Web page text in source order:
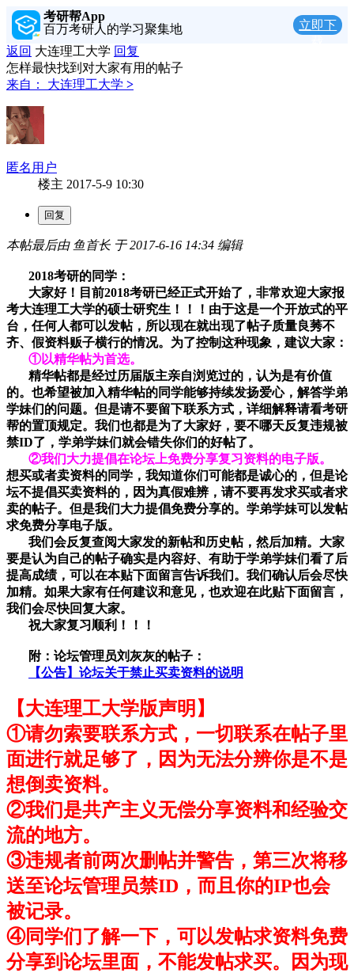
考研帮App
百万考研人的学习聚集地
立即下
返回 大连理工大学 回复
怎样最快找到对大家有用的帖子
来自：
大连理工大学 >
匿名用户
楼主 2017-5-9 10:30
本帖最后由 鱼首长 于 2017-6-16 14:34 编辑
2018考研的同学：
大家好！目前2018考研已经正式开始了，非常欢迎大家报
考大连理工大学的硕士研究生！！！由于这是一个开放式的平
台，任何人都可以发帖，所以现在就出现了帖子质量良莠不
齐、假资料贩子横行的情况。为了控制这种现象，建议大家：
①以精华帖为首选。
精华帖都是经过历届版主亲自浏览过的，认为是有价值
的。也希望被加入精华帖的同学能够持续发扬爱心，解答学弟
学妹们的问题。但是请不要留下联系方式，详细解释请看考研
帮的置顶规定。我们也都是为了大家好，要不哪天反复违规被
禁ID了，学弟学妹们就会错失你们的好帖了。
②我们大力提倡在论坛上免费分享复习资料的电子版。
想买或者卖资料的同学，我知道你们可能都是诚心的，但是论
坛不提倡买卖资料的，因为真假难辨，请不要再发求买或者求
卖的帖子。 但是我们大力提倡免费分享的。学弟学妹可以发帖
求免费分享电子版。
我们会反复查阅大家发的新帖和历史帖，然后加精。大家
要是认为自己的帖子确实是内容好、有助于学弟学妹们看了后
提高成绩，可以在本贴下面留言告诉我们。我们确认后会尽快
加精。如果大家有任何建议和意见，也欢迎在此贴下面留言，
我们会尽快回复大家。
祝大家复习顺利！！！
附：论坛管理员刘灰灰的帖子：
【公告】论坛关于禁止买卖资料的说明
【大连理工大学版声明】
①请勿索要联系方式，一切联系在帖子里
面进行就足够了，因为无法分辨你是不是
想倒卖资料。
②我们是共产主义无偿分享资料和经验交
流的地方。
③违规者前两次删帖并警告，第三次将移
送至论坛管理员禁ID，而且你的IP也会
被记录。
④同学们了解一下，可以发帖求资料免费
分享到论坛里面，不能发帖求买。因为现